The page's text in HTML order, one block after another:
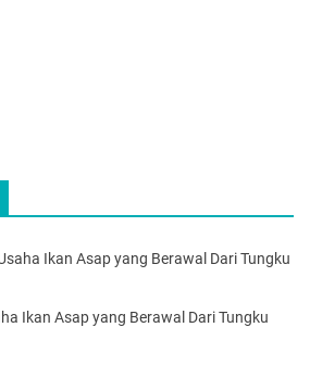
Ikan Asap yang Berawal Dari Tungku
Ikan Asap yang Berawal Dari Tungku